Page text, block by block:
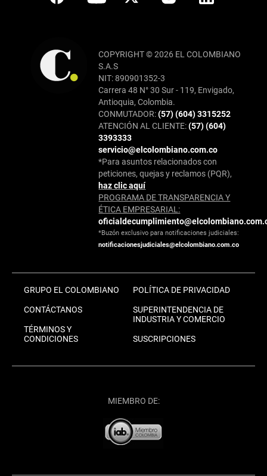
COPYRIGHT © 2026 EL COLOMBIANO
S.A.S
NIT: 890901352-3
Carrera 48 N° 30 Sur - 119, Envigado,
Antioquia, Colombia.
CONMUTADOR:(57) (604) 3315252
ATENCIÓN AL CLIENTE:(57) (604)
3393333
servicio@elcolombiano.com.co
*Para asuntos relacionados con
peticiones, quejas y reclamos (PQR),
haz clic aquí
PROGRAMA DE TRANSPARENCIA Y
ÉTICA EMPRESARIAL:
*Buzón exclusivo para notificaciones judiciales:
notificacionesjudiciales@elcolombiano.com.co
GRUPO EL COLOMBIANO
CONTÁCTANOS
TÉRMINOS Y
CONDICIONES
POLÍTICA DE PRIVACIDAD
SUPERINTENDENCIA DE
INDUSTRIA Y COMERCIO
SUSCRIPCIONES
MIEMBRO DE: